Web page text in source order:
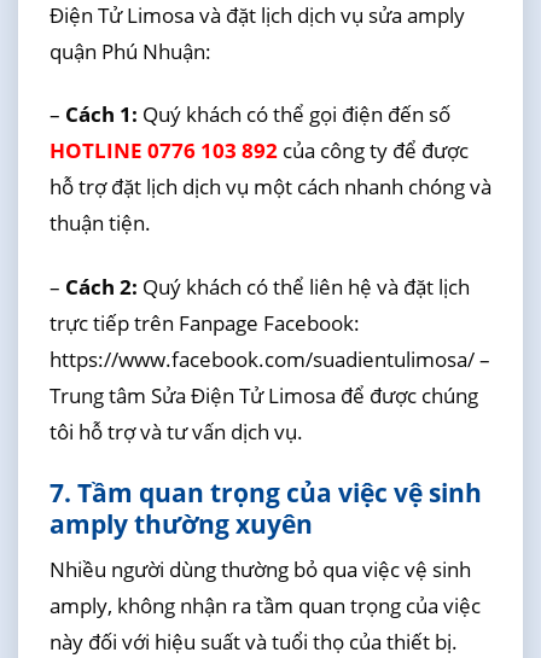
Điện Tử Limosa và đặt lịch dịch vụ sửa amply
quận Phú Nhuận:
– Cách 1: Quý khách có thể gọi điện đến số
HOTLINE 0776 103 892của công ty để được
hỗ trợ đặt lịch dịch vụ một cách nhanh chóng và
thuận tiện.
– Cách 2: Quý khách có thể liên hệ và đặt lịch
trực tiếp trên Fanpage Facebook:
https://www.facebook.com/suadientulimosa/ –
Trung tâm Sửa Điện Tử Limosa để được chúng
tôi hỗ trợ và tư vấn dịch vụ.
7. Tầm quan trọng của việc vệ sinh
amply thường xuyên
Nhiều người dùng thường bỏ qua việc vệ sinh
amply, không nhận ra tầm quan trọng của việc
này đối với hiệu suất và tuổi thọ của thiết bị.